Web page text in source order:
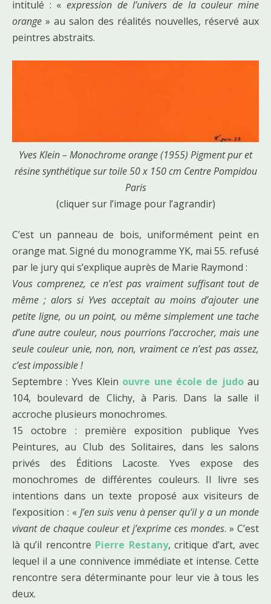
intitulé : « expression de l’univers de la couleur mine
orange » au salon des réalités nouvelles, réservé aux
peintres abstraits.
Yves Klein – Monochrome orange (1955) Pigment pur et
résine synthétique sur toile 50 x 150 cm Centre Pompidou
Paris
(cliquer sur l’image pour l’agrandir)
C’est un panneau de bois, uniformément peint en
orange mat. Signé du monogramme YK, mai 55. refusé
par le jury qui s’explique auprès de Marie Raymond :
Vous comprenez, ce n’est pas vraiment suffisant tout de
même ; alors si Yves acceptait au moins d’ajouter une
petite ligne, ou un point, ou même simplement une tache
d’une autre couleur, nous pourrions l’accrocher, mais une
seule couleur unie, non, non, vraiment ce n’est pas assez,
c’est impossible !
Septembre : Yves Klein ouvre une école de judoau
104, boulevard de Clichy, à Paris. Dans la salle il
accroche plusieurs monochromes.
15 octobre : première exposition publique Yves
Peintures, au Club des Solitaires, dans les salons
privés des Éditions Lacoste. Yves expose des
monochromes de différentes couleurs. Il livre ses
intentions dans un texte proposé aux visiteurs de
l’exposition : « J’en suis venu à penser qu’il y a un monde
vivant de chaque couleur et j’exprime ces mondes. » C’est
là qu’il rencontre Pierre Restany, critique d’art, avec
lequel il a une connivence immédiate et intense. Cette
rencontre sera déterminante pour leur vie à tous les
deux.